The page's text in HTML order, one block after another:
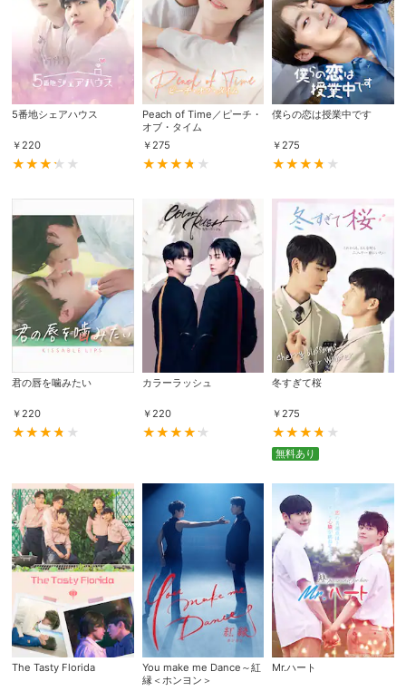
視聴デバイス一覧
スマホなどでRakuten TVを視聴する際のデ
バイス連携の設定ができます。
パスコード設定
視聴年齢制限の変更時にパスコード入力が
求められるのでお子さまがいても安心で
す。
メルマガ
メルマガの配信停止、配信先のメールアド
レスの変更が可能です。
定額見放題解約
定額見放題コンテンツの解約はこちらから
可能です。
ログアウト
5番地シェアハウス
￥ 220
Peach of Time／ピーチ・
オブ・タイム
￥ 275
僕らの恋は授業中です
￥ 275
君の唇を噛みたい
￥220
カラーラッシュ
￥220
冬すぎて桜
￥275
無料あり
The Tasty Florida
You make me Dance～紅
縁＜ホンヨン＞
Mr.ハート